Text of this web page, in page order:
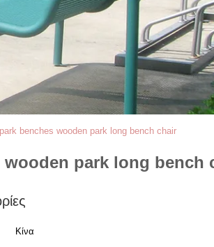
benches wooden park long bench chair
park long bench
Κίνα